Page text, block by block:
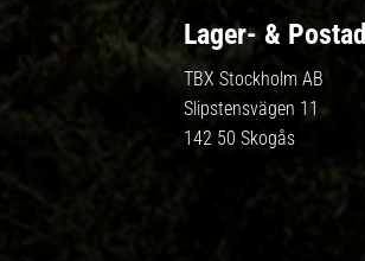
Lager- &
TBX Stockholm AB
Slipstensvägen 11
142 50 Skogås